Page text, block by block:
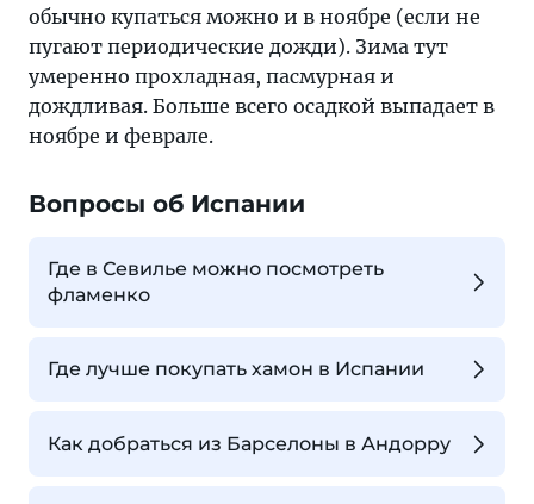
обычно купаться можно и в ноябре (если не
пугают периодические дожди). Зима тут
умеренно прохладная, пасмурная и
дождливая. Больше всего осадкой выпадает в
ноябре и феврале.
Вопросы об Испании
Где в Севилье можно посмотреть
фламенко
Где лучше покупать хамон в Испании
Как добраться из Барселоны в Андорру